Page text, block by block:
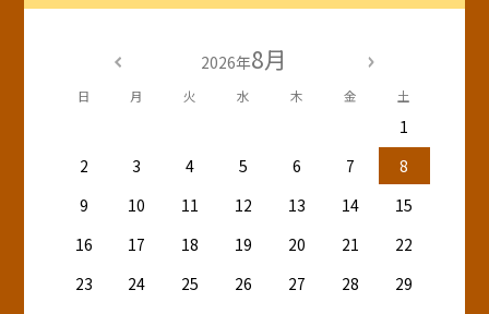
2026年8月
日 月 火 水 木 金 土
1
2
3 4 5 6 7
8
9
10 11 12 13 14
15
16
17 18 19 20 21
22
23
24 25 26 27 28
29